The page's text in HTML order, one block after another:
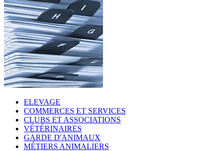
ELEVAGE
COMMERCES ET SERVICES
CLUBS ET ASSOCIATIONS
VÉTÉRINAIRES
GARDE D'ANIMAUX
MÉTIERS ANIMALIERS